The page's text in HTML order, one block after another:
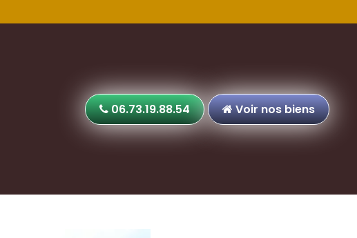
06.73.19.88.54 Voir nos biens